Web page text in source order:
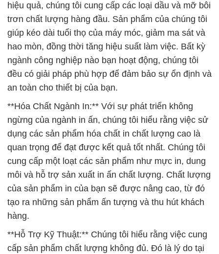
hiệu quả, chúng tôi cung cấp các loại dầu và mỡ bôi
trơn chất lượng hàng đầu. Sản phẩm của chúng tôi
giúp kéo dài tuổi thọ của máy móc, giảm ma sát và
hao mòn, đồng thời tăng hiệu suất làm việc. Bất kỳ
ngành công nghiệp nào bạn hoạt động, chúng tôi
đều có giải pháp phù hợp để đảm bảo sự ổn định và
an toàn cho thiết bị của bạn.
**Hóa Chất Ngành In:** Với sự phát triển không
ngừng của ngành in ấn, chúng tôi hiểu rằng việc sử
dụng các sản phẩm hóa chất in chất lượng cao là
quan trọng để đạt được kết quả tốt nhất. Chúng tôi
cung cấp một loạt các sản phẩm như mực in, dung
môi và hỗ trợ sản xuất in ấn chất lượng. Chất lượng
của sản phẩm in của bạn sẽ được nâng cao, từ đó
tạo ra những sản phẩm ấn tượng và thu hút khách
hàng.
**Hỗ Trợ Kỹ Thuật:** Chúng tôi hiểu rằng việc cung
cấp sản phẩm chất lượng không đủ. Đó là lý do tại